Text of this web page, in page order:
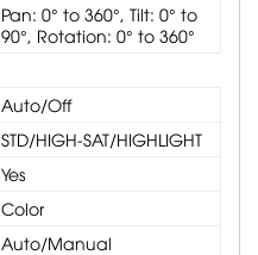
Pan: 0° to 360°, Tilt: 0° to
90°, Rotation: 0° to 360°
Auto/Off
STD/HIGH-SAT/HIGHLIGHT
Yes
Color
Auto/Manual